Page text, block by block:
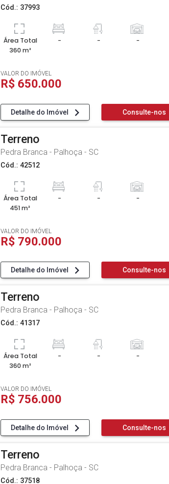
Cód.: 37993
Área Total
360 m²
- - -
VALOR DO IMÓVEL
R$ 650.000
Detalhe do Imóvel Consulte-nos
Terreno
Pedra Branca - Palhoça - SC
Cód.: 42512
Área Total
451 m²
- - -
VALOR DO IMÓVEL
R$ 790.000
Detalhe do Imóvel Consulte-nos
Terreno
Pedra Branca - Palhoça - SC
Cód.: 41317
Área Total
360 m²
- - -
VALOR DO IMÓVEL
R$ 756.000
Detalhe do Imóvel Consulte-nos
Terreno
Pedra Branca - Palhoça - SC
Cód.: 37518